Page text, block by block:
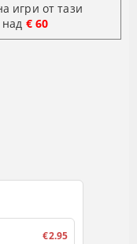
игри от тази
над € 60
€2.95